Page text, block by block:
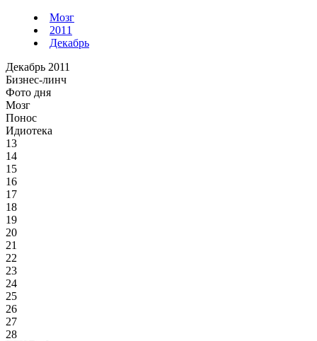
Мозг
2011
Декабрь
Декабрь 2011
Бизнес-линч
Фото дня
Мозг
Понос
Идиотека
13
14
15
16
17
18
19
20
21
22
23
24
25
26
27
28